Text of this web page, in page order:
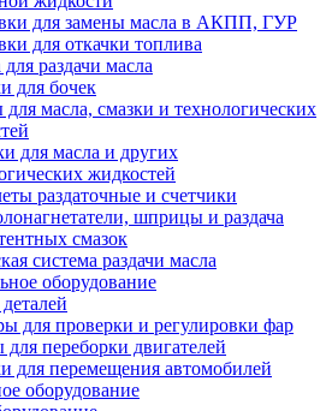
для замены масла в АКПП, ГУР
для откачки топлива
раздачи масла
для бочек
масла, смазки и технологических
для масла и других
жидкостей
раздаточные и счетчики
шприцы и раздача
смазок
система раздачи масла
оборудование
для проверки и регулировки фар
переборки двигателей
для перемещения автомобилей
оборудование